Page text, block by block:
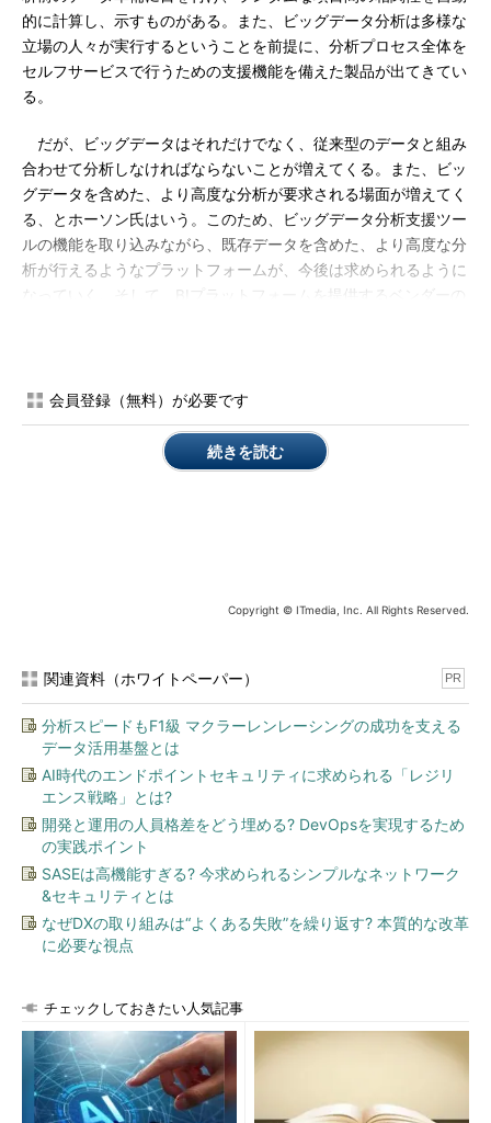
的に計算し、示すものがある。また、ビッグデータ分析は多様な
立場の人々が実行するということを前提に、分析プロセス全体を
セルフサービスで行うための支援機能を備えた製品が出てきてい
る。
だが、ビッグデータはそれだけでなく、従来型のデータと組み
合わせて分析しなければならないことが増えてくる。また、ビッ
グデータを含めた、より高度な分析が要求される場面が増えてく
る、とホーソン氏はいう。このため、ビッグデータ分析支援ツー
ルの機能を取り込みながら、既存データを含めた、より高度な分
析が行えるようなプラットフォームが、今後は求められるように
なっていく。そして、BIプラットフォームを提供するベンダーの
ス化も促進するという。ビッグデータの大部分は、社外で生成さ
れるものであり、データ量が膨大になり得るとともに、量の予測
IBMやマイクロソフトが、自社のクラウドサービスを基盤とし
は、次の波をどうつかもうとしているか」
では、BIプラットフォ
ーム市場における新トレンドを探る2回シリーズの第2回として、
ガートナーの説明に基づきBIプラットフォーム製品ベンダーの動
きをまとめました。お読みいただければ幸いです。
会員登録（無料）が必要です
続きを読む
Copyright © ITmedia, Inc. All Rights Reserved.
関連資料（ホワイトペーパー） PR
分析スピードもF1級 マクラーレンレーシングの成功を支える
データ活用基盤とは
AI時代のエンドポイントセキュリティに求められる「レジリ
エンス戦略」とは?
開発と運用の人員格差をどう埋める? DevOpsを実現するため
の実践ポイント
SASEは高機能すぎる? 今求められるシンプルなネットワーク
&セキュリティとは
なぜDXの取り組みは“よくある失敗”を繰り返す? 本質的な改革
に必要な視点
チェックしておきたい人気記事